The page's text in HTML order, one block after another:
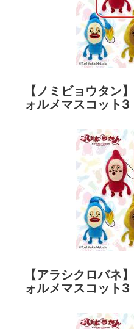
【ノミビョウタ
ォルメマスコット3
【アラシクロバ
ォルメマスコット3